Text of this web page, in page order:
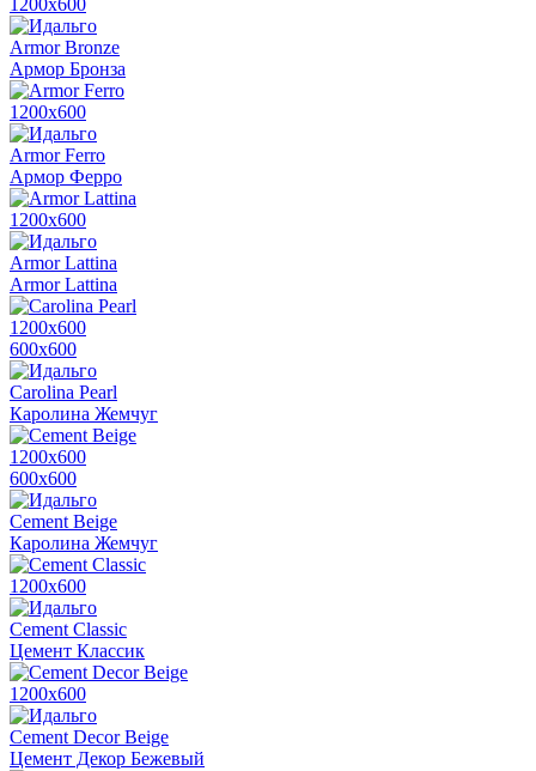
1200х600
Armor Bronze
Армор Бронза
1200х600
Armor Ferro
Армор Ферро
1200х600
Armor Lattina
Armor Lattina
1200х600
600х600
Carolina Pearl
Каролина Жемчуг
1200х600
600х600
Cement Beige
Каролина Жемчуг
1200х600
Cement Classic
Цемент Классик
1200х600
Cement Decor Beige
Цемент Декор Бежевый